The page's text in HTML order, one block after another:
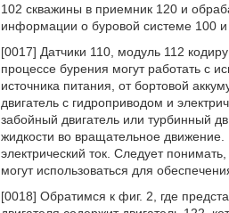
102 скважины в приемник 120 и
информации о буровой системе 100 и
[0017] Датчики 110, модуль 112
процессе бурения могут работать с
источника питания, от бортовой
двигатель с гидроприводом и
забойный двигатель или турбинный
жидкости во вращательное
электрический ток. Следует
могут использоваться для
[0018] Обратимся к фиг. 2, где